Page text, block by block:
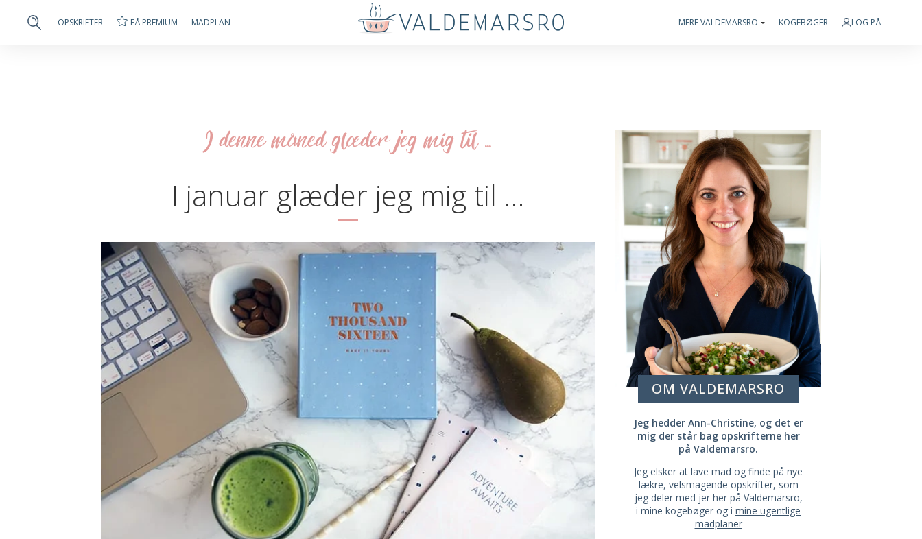
OPSKRIFTER FÅ PREMIUM MADPLAN MERE VALDEMARSRO KOGEBØGER LOG PÅ
I denne måned glæder jeg mig til ...
I januar glæder jeg mig til …
OM VALDEMARSRO
Jeg hedder Ann-Christine, og det er
mig der står bag opskrifterne her
på Valdemarsro.
Jeg elsker at lave mad og finde på nye
lækre, velsmagende opskrifter, som
jeg deler med jer her på Valdemarsro,
i mine kogebøger og i mine ugentlige
madplaner